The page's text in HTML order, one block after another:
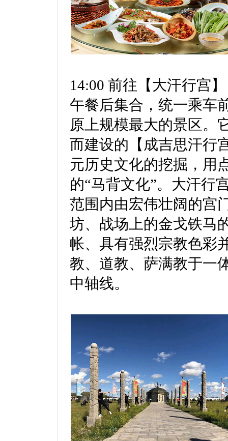
14:00 前往【大汗行宫】
午餐后集合，统一乘车
原上规模最大的景区。
而建设的【成吉思汗行
元历史文化的挖掘，用
的“马背文化”。大汗行
范围内由宏伟壮阔的宫
坊、战场上的金戈铁马
帐、具有强烈宗教色彩
教、道教、萨满教于一
中轴线。